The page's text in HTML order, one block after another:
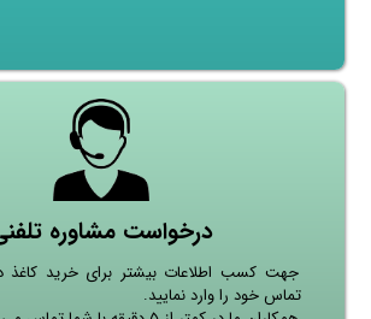
درخواست مشاوره
جهت کسب اطلاعات بیشتر برای خرید کاغذ
تماس خود را وارد نمایید.